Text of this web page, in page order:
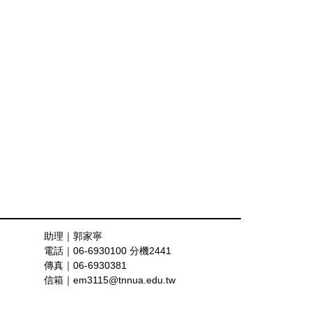
助理｜郭家寧
電話｜06-6930100 分機2441
傳真｜06-6930381
信箱｜ em3115@tnnua.edu.tw